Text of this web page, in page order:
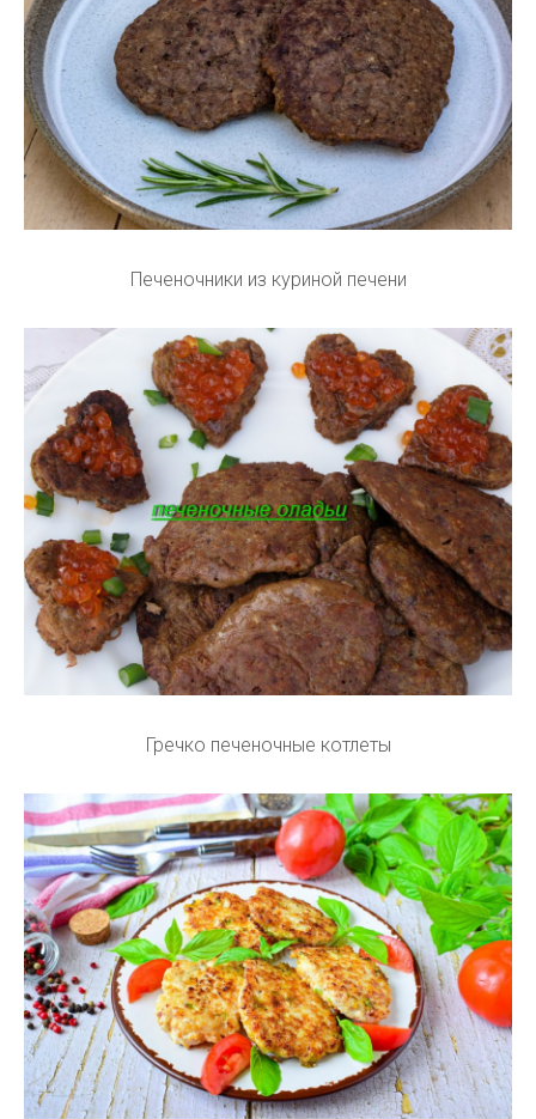
Печеночники из куриной печени
Гречко печеночные котлеты